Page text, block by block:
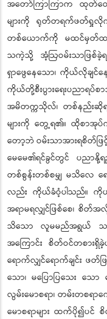
အတော်ကြာကြာက ထုတ်ဝ
များကို ရုတ်တရက်ဖတ်ရှုလို
တစ်ယောက်ကို မထင်မှတ်ထ
သကဲ့သို့ အံ့ဩဝမ်းသာဖြစ်
ရှာဖွေနေသော၊ ကိုယ်လိုချ
ကိုယ်တို့စီးပွားရေးပညာရပ်
အမိတက္ကသိုလ်၊ တစ်နည်းဆို
များကို တွေ့ရ၏။ ထိုစာအုပ်
တော့ဘဲ ဝမ်းသာအားရစိတ်ဖ
မေမေ၏ရင်ခွင်တွင် ပညာနို့
တစ်စွန်းတစ်စမျှ မသိလေ ရ
လည်း ကိုယ်ခံဝံ့ပါသည်။ ကိုယ်
အရာမရလျှင်ဖြစ်စေ၊ စိတ်အ
သိသော လူမမည်အရွယ် သ
အကြောင်း စိတ်ဝင်တစား
ရောက်လျှင်ရောက်ချင်း ဖတ်ဖ
သော၊ မပြောပြသေး သေ
လွမ်းမောစရာ၊ တမ်းတစ
မောစရာများ ထက်ပို၍ပ